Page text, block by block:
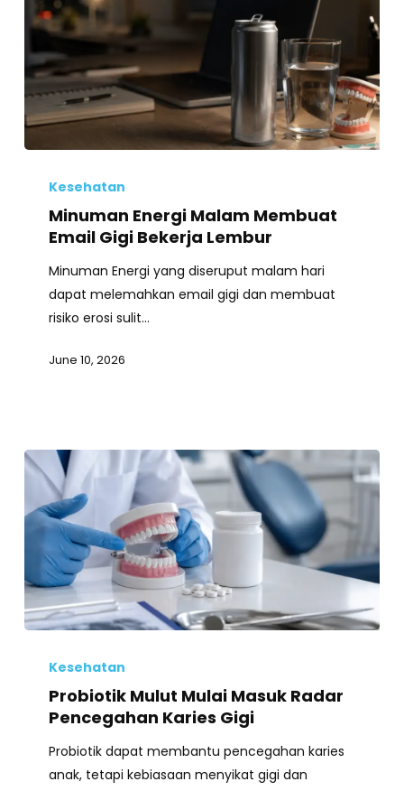
Energi
Malam
Membuat
Bekerja
Lembur
Kesehatan
Minuman Energi Malam Membuat
Email Gigi Bekerja Lembur
Minuman Energi yang diseruput malam hari
dapat melemahkan email gigi dan membuat
risiko erosi sulit…
June 10, 2026
Mulut
Mulai
Masuk
Pencegahan
Karies
Kesehatan
Probiotik Mulut Mulai Masuk Radar
Pencegahan Karies Gigi
Probiotik dapat membantu pencegahan karies
anak, tetapi kebiasaan menyikat gigi dan